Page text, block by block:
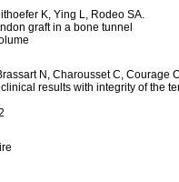
K, Ying L, Rodeo SA.
graft in a bone tunnel
N, Charousset C,
results with integrity of the